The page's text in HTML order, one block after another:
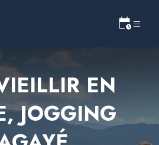
EN
JOGGING